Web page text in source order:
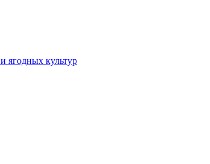
и ягодных культур